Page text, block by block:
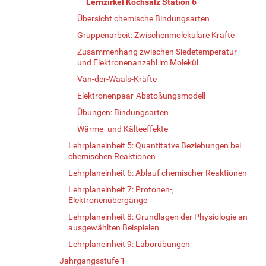
Übersicht chemische Bindungsarten
Gruppenarbeit: Zwischenmolekulare Kräfte
Zusammenhang zwischen Siedetemperatur
und Elektronenanzahl im Molekül
Van-der-Waals-Kräfte
Elektronenpaar-Abstoßungsmodell
Übungen: Bindungsarten
Wärme- und Kälteeffekte
Lehrplaneinheit 5: Quantitatve Beziehungen bei
chemischen Reaktionen
Lehrplaneinheit 6: Ablauf chemischer Reaktionen
Lehrplaneinheit 7: Protonen-,
Elektronenübergänge
Lehrplaneinheit 8: Grundlagen der Physiologie an
ausgewählten Beispielen
Lehrplaneinheit 9: Laborübungen
Jahrgangsstufe 1